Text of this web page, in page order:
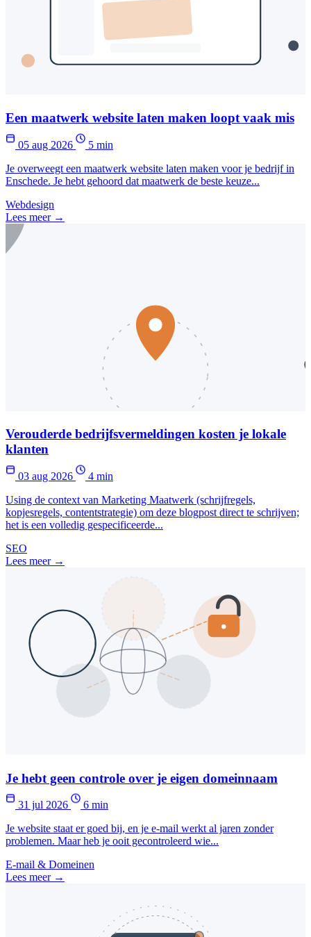
Een maatwerk website laten maken loopt vaak mis
05 aug 2026
5 min
Je overweegt een maatwerk website laten maken voor je bedrijf in
Enschede. Je hebt gehoord dat maatwerk de beste keuze...
Webdesign
Lees meer →
Verouderde bedrijfsvermeldingen kosten je lokale
klanten
03 aug 2026
4 min
Using de context van Marketing Maatwerk (schrijfregels,
kopjesregels, contentstrategie) om deze blogpost direct te schrijven;
het is een volledig gespecificeerde...
SEO
Lees meer →
Je hebt geen controle over je eigen domeinnaam
31 jul 2026
6 min
Je website staat er goed bij, en je e-mail werkt al jaren zonder
problemen. Maar heb je ooit gecontroleerd wie...
E-mail & Domeinen
Lees meer →